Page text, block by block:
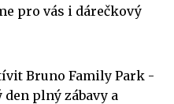
pro vás i dárečkový
Bruno Family Park -
plný zábavy a